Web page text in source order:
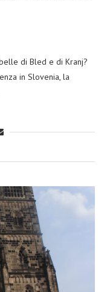
di Bled e di Kranj?
in Slovenia, la